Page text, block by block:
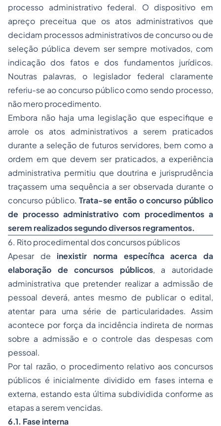
processo administrativo federal. O dispositivo em
apreço preceitua que os atos administrativos que
decidam processos administrativos de concurso ou de
seleção pública devem ser sempre motivados, com
indicação dos fatos e dos fundamentos jurídicos.
Noutras palavras, o legislador federal claramente
referiu-se ao concurso público como sendo processo,
não mero procedimento.
Embora não haja uma legislação que especifique e
arrole os atos administrativos a serem praticados
durante a seleção de futuros servidores, bem como a
ordem em que devem ser praticados, a experiência
administrativa permitiu que doutrina e jurisprudência
traçassem uma sequência a ser observada durante o
concurso público.Trata-se então o concurso público
de processo administrativo com procedimentos a
serem realizados segundo diversos regramentos.
6. Rito procedimental dos concursos públicos
Apesar de inexistir norma específica acerca da
elaboração de concursos públicos, a autoridade
administrativa que pretender realizar a admissão de
pessoal deverá, antes mesmo de publicar o edital,
atentar para uma série de particularidades. Assim
acontece por força da incidência indireta de normas
sobre a admissão e o controle das despesas com
pessoal.
Por tal razão, o procedimento relativo aos concursos
públicos é inicialmente dividido em fases interna e
externa, estando esta última subdividida conforme as
etapas a serem vencidas.
6.1. Fase interna